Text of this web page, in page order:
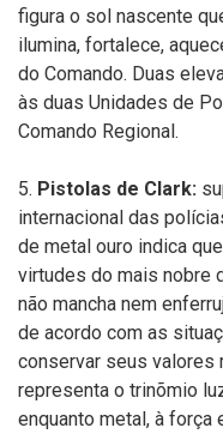
figura o sol nascente
ilumina, fortalece,
do Comando. Duas
às duas Unidades de
Comando Regional.
5. Pistolas de Clark:
internacional das
de metal ouro indica
virtudes do mais nobre
não mancha nem
de acordo com as
conservar seus valores
representa o trinõmio
enquanto metal, à força